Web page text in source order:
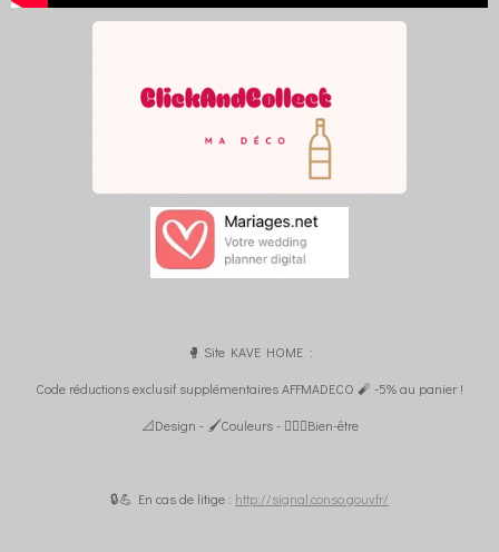
🥊 Site KAVE HOME :
Code réductions exclusif supplémentaires AFFMADECO 🧨 -5% au panier !
📐Design - 🖌️Couleurs - 🧘🏼‍♀️Bien-être
🔒💪 En cas de litige : http://signal.conso.gouv.fr/